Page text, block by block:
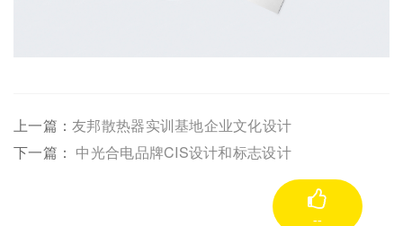
上一篇：友邦散热器实训基地企业文化设计
下一篇： 中光合电品牌CIS设计和标志设计
--